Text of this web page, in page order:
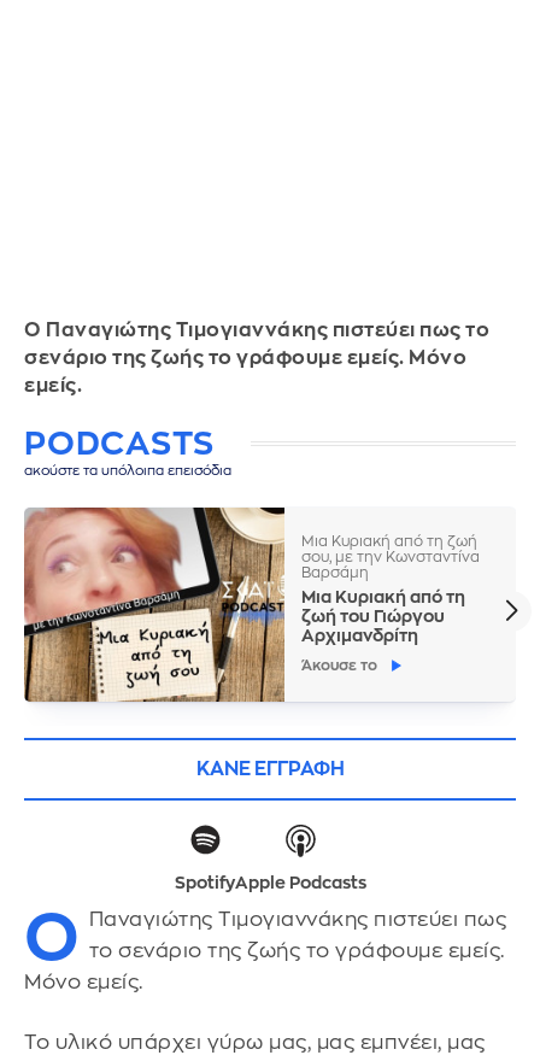
Ο Παναγιώτης Τιμογιαννάκης πιστεύει πως το
σενάριο της ζωής το γράφουμε εμείς. Μόνο
εμείς.
PODCASTS
ακούστε τα υπόλοιπα επεισόδια
Μια Κυριακή από τη ζωή
σου, με την Κωνσταντίνα
Βαρσάμη
Μια Κυριακή από τη
ζωή του Γιώργου
Αρχιμανδρίτη
Άκουσε το
ΚΑΝΕ ΕΓΓΡΑΦΗ
SpotifyApple Podcasts
Ο
Παναγιώτης Τιμογιαννάκης πιστεύει πως
το σενάριο της ζωής το γράφουμε εμείς.
Μόνο εμείς.
Το υλικό υπάρχει γύρω μας, μας εμπνέει, μας